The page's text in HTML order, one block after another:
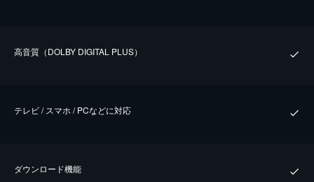
⾼⾳質（DOLBY DIGITAL PLUS）
テレビ / スマホ / PCなどに対応
ダウンロード機能